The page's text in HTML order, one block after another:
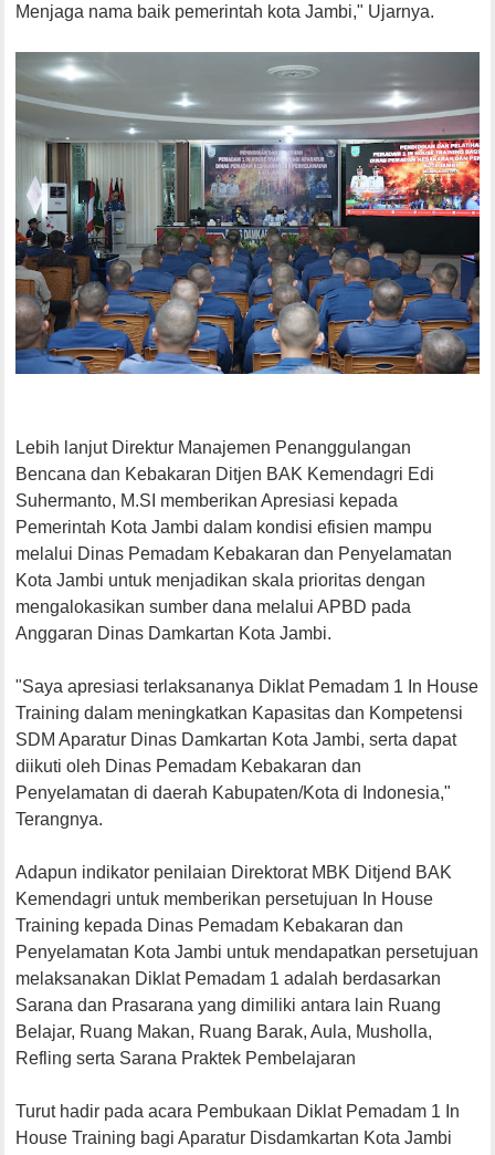
Menjaga nama baik pemerintah kota Jambi," Ujarnya.
Lebih lanjut Direktur Manajemen Penanggulangan
Bencana dan Kebakaran Ditjen BAK Kemendagri Edi
Suhermanto, M.SI memberikan Apresiasi kepada
Pemerintah Kota Jambi dalam kondisi efisien mampu
melalui Dinas Pemadam Kebakaran dan Penyelamatan
Kota Jambi untuk menjadikan skala prioritas dengan
mengalokasikan sumber dana melalui APBD pada
Anggaran Dinas Damkartan Kota Jambi.
"Saya apresiasi terlaksananya Diklat Pemadam 1 In House
Training dalam meningkatkan Kapasitas dan Kompetensi
SDM Aparatur Dinas Damkartan Kota Jambi, serta dapat
diikuti oleh Dinas Pemadam Kebakaran dan
Penyelamatan di daerah Kabupaten/Kota di Indonesia,"
Terangnya.
Adapun indikator penilaian Direktorat MBK Ditjend BAK
Kemendagri untuk memberikan persetujuan In House
Training kepada Dinas Pemadam Kebakaran dan
Penyelamatan Kota Jambi untuk mendapatkan persetujuan
melaksanakan Diklat Pemadam 1 adalah berdasarkan
Sarana dan Prasarana yang dimiliki antara lain Ruang
Belajar, Ruang Makan, Ruang Barak, Aula, Musholla,
Refling serta Sarana Praktek Pembelajaran
Turut hadir pada acara Pembukaan Diklat Pemadam 1 In
House Training bagi Aparatur Disdamkartan Kota Jambi